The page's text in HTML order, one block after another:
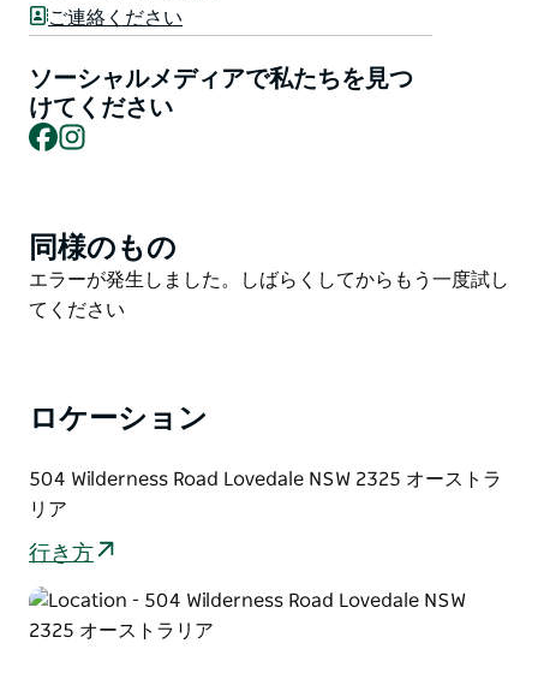
くつろいだ雰囲気のStomp! Winesのセラードアで、
触れ合いましょう。家族経営のワインメーカーが、お客
様一人ひとりに合わせたワインテイスティング、ワイン
＆チョコレートテイスティング、ワイン＆地元産チーズ
しています。ワインメーカーの知識と情熱が、お客様の
新しいワイン探し、あるいはお気に入りのワインの再発
見をお手伝いいたします。
ブなギフトの品揃えをチェックしたり、定期的に開催さ
ご連絡ください
ソーシャルメディアで私たちを見つ
けてください
Facebook
Product
List
同様のもの
Product
List
エラーが発生しました。しばらくしてからもう一度試し
てください
ロケーション
504 Wilderness Road Lovedale NSW 2325 オーストラ
リア
行き方